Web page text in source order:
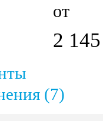
от
2 145
(7)